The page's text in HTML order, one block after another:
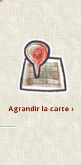
Agrandir la carte ›